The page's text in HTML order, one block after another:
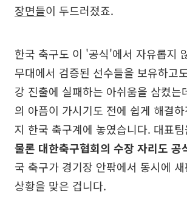
장면들이 두드러졌죠.
한국 축구도 이 '공식'에서 자유롭지
무대에서 검증된 선수들을 보유하고
강 진출에 실패하는 아쉬움을 삼켰는
의 아픔이 가시기도 전에 쉽게 해결
지 한국 축구계에 놓였습니다. 대표
물론 대한축구협회의 수장 자리도 공
국 축구가 경기장 안팎에서 동시에
상황을 맞은 겁니다.